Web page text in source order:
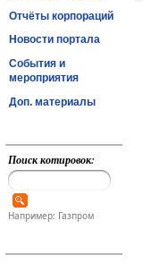
Отчёты корпораций
Новости портала
События и
мероприятия
Доп. материалы
Поиск котировок:
Например: Газпром